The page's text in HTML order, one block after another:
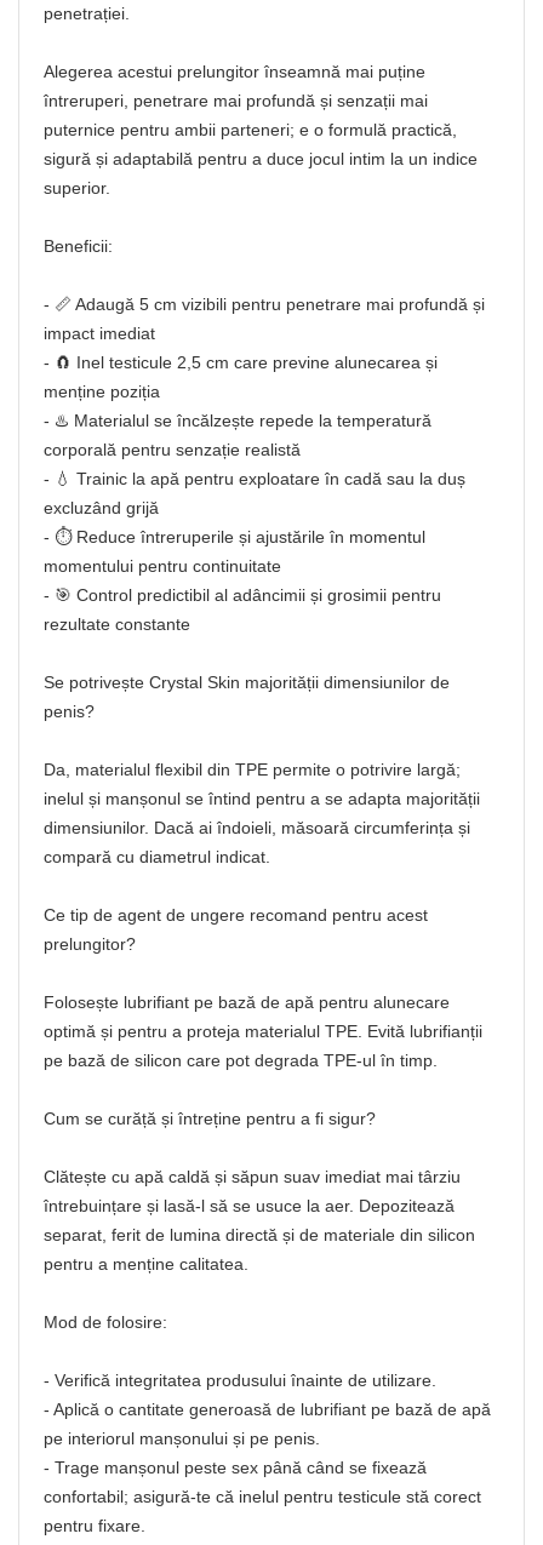
penetrației.
Alegerea acestui prelungitor înseamnă mai puține
întreruperi, penetrare mai profundă și senzații mai
puternice pentru ambii parteneri; e o formulă practică,
sigură și adaptabilă pentru a duce jocul intim la un indice
superior.
Beneficii:
- 📏 Adaugă 5 cm vizibili pentru penetrare mai profundă și
impact imediat
- 🧲 Inel testicule 2,5 cm care previne alunecarea și
menține poziția
- ♨️ Materialul se încălzește repede la temperatură
corporală pentru senzație realistă
- 💧 Trainic la apă pentru exploatare în cadă sau la duș
excluzând grijă
- ⏱️ Reduce întreruperile și ajustările în momentul
momentului pentru continuitate
- 🎯 Control predictibil al adâncimii și grosimii pentru
rezultate constante
Se potrivește Crystal Skin majorității dimensiunilor de
penis?
Da, materialul flexibil din TPE permite o potrivire largă;
inelul și manșonul se întind pentru a se adapta majorității
dimensiunilor. Dacă ai îndoieli, măsoară circumferința și
compară cu diametrul indicat.
Ce tip de agent de ungere recomand pentru acest
prelungitor?
Folosește lubrifiant pe bază de apă pentru alunecare
optimă și pentru a proteja materialul TPE. Evită lubrifianții
pe bază de silicon care pot degrada TPE-ul în timp.
Cum se curăță și întreține pentru a fi sigur?
Clătește cu apă caldă și săpun suav imediat mai târziu
întrebuințare și lasă-l să se usuce la aer. Depozitează
separat, ferit de lumina directă și de materiale din silicon
pentru a menține calitatea.
Mod de folosire:
- Verifică integritatea produsului înainte de utilizare.
- Aplică o cantitate generoasă de lubrifiant pe bază de apă
pe interiorul manșonului și pe penis.
- Trage manșonul peste sex până când se fixează
confortabil; asigură-te că inelul pentru testicule stă corect
pentru fixare.